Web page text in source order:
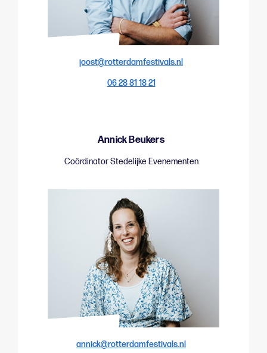
joost@rotterdamfestivals.nl
06 28 81 18 21
Annick Beukers
Coördinator Stedelijke Evenementen
annick@rotterdamfestivals.nl